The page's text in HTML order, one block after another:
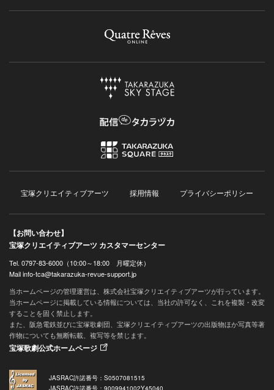
宝塚クリエイティブアーツ 採用情報 プライバシーポリシー
【お問い合わせ】
宝塚クリエイティブアーツ カスタマーセンター
Tel. 0797-83-6000（10:00～18:00 月曜定休）
Mail info-tca@takarazuka-revue-support.jp
当ホームページの管理運営は、株式会社宝塚クリエイティブアーツが行っています。
当ホームページに掲載している情報については、当社の許可なく、これを複製・改変
することを固く禁止します。
また、阪急電鉄並びに宝塚歌劇団、宝塚クリエイティブアーツの出版物ほか写真等著
作物についても無断転載、複写等を禁じます。
宝塚歌劇公式ホームページ
JASRAC許諾番号：S0507081515
JASRAC許諾番号：9009941002Y45040